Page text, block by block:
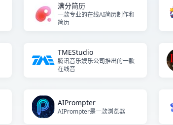
满分简历
一款专业的在线AI简历制作和
简历
TMEStudio
腾讯音乐娱乐公司推出的一款
在线音
AIPrompter
AIPrompter是一款浏览器